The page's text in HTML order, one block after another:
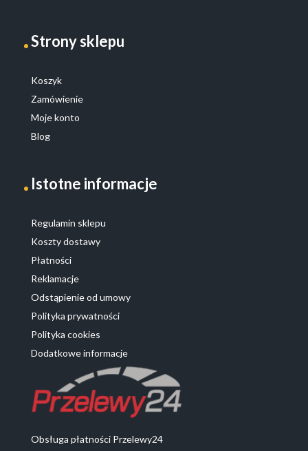
Strony sklepu
Koszyk
Zamówienie
Moje konto
Blog
Istotne informacje
Regulamin sklepu
Koszty dostawy
Płatności
Reklamacje
Odstąpienie od umowy
Polityka prywatności
Polityka cookies
Dodatkowe informacje
Obsługa płatności Przelewy24